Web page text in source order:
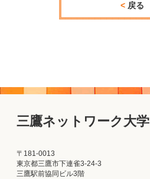
戻る
三鷹ネットワーク大学
〒181-0013
東京都三鷹市下連雀3-24-3
三鷹駅前協同ビル3階